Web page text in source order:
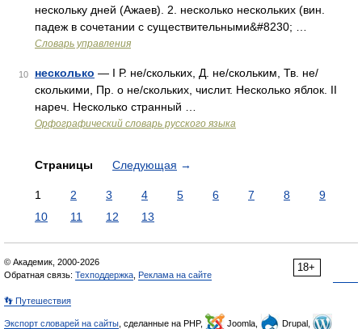
нескольку дней (Ажаев). 2. несколько нескольких (вин.
падеж в сочетании с существительными&#8230; …
Словарь управления
10 несколько — I Р. не/скольких, Д. не/скольким, Тв. не/
сколькими, Пр. о не/скольких, числит. Несколько яблок. II
нареч. Несколько странный …
Орфографический словарь русского языка
Страницы Следующая →
1 2 3 4 5 6 7 8
9
10
11 12 13
18+
© Академик, 2000-2026
Обратная связь: Техподдержка Реклама на сайте
👣 Путешествия
Экспорт словарей на сайты , сделанные на PHP, Joomla,
Drupal,